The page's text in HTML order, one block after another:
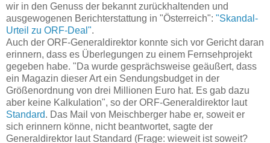
wir in den Genuss der bekannt zurückhaltenden und
ausgewogenen Berichterstattung in "Österreich": "Skandal-
Urteil zu ORF-Deal".
Auch der ORF-Generaldirektor konnte sich vor Gericht daran
erinnern, dass es Überlegungen zu einem Fernsehprojekt
gegeben habe. "Da wurde gesprächsweise geäußert, dass
ein Magazin dieser Art ein Sendungsbudget in der
Größenordnung von drei Millionen Euro hat. Es gab dazu
aber keine Kalkulation", so der ORF-Generaldirektor laut
Standard. Das Mail von Meischberger habe er, soweit er
sich erinnern könne, nicht beantwortet, sagte der
Generaldirektor laut Standard (Frage: wieweit ist soweit?